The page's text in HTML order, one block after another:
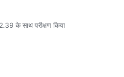
के साथ परीक्षण किया